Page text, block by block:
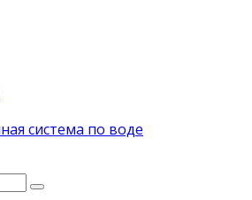
система по воде